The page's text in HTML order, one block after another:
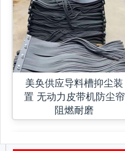
美奂供应导料槽抑尘装
置 无动力皮带机防尘帘
阻燃耐磨